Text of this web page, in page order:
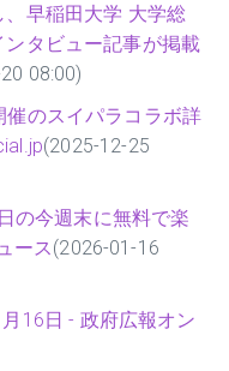
早稲田大学 大学総
タビュー記事が掲載
08:00)
催のスイパラコラボ詳
(2025-12-25
の今週末に無料で楽
ース(2026-01-16
16日 - 政府広報オン